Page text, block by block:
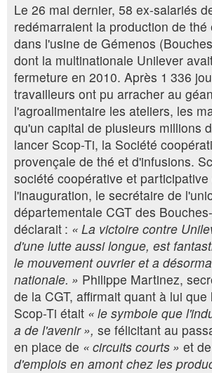
Le 26 mai dernier, 58 ex-salariés
redémarraient la production de thé
dans l'usine de Gémenos
dont la multinationale Unilever
fermeture en 2010. Après 1 336
travailleurs ont pu arracher au
l'agroalimentaire les ateliers, les
qu'un capital de plusieurs millions
lancer Scop-Ti, la Société
provençale de thé et d'infusions.
société coopérative et
l'inauguration, le secrétaire de
départementale CGT des
déclarait : « La victoire contre
d'une lutte aussi longue, est
le mouvement ouvrier et a
nationale. » Philippe Martinez,
de la CGT, affirmait quant à lui
Scop-Ti était « le symbole que
a de l'avenir », se félicitant au
en place de « circuits courts » et
d'emplois en amont chez les